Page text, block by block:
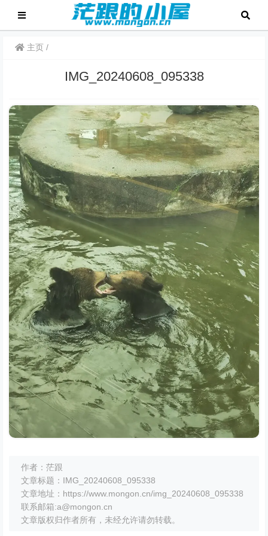
主页
IMG_20240608_095338
作者：茫跟
文章标题：IMG_20240608_095338
文章地址：https://www.mongon.cn/img_20240608_095338
联系邮箱:a@mongon.cn
文章版权归作者所有，未经允许请勿转载。